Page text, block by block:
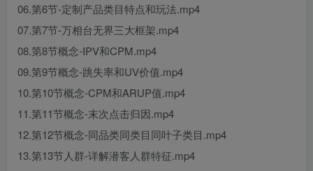
06.第6节-定制产品类目特点和玩法.mp4
07.第7节-万相台无界三大框架.mp4
08.第8节概念-IPV和CPM.mp4
09.第9节概念-跳失率和UV价值.mp4
10.第10节概念-CPM和ARUP值.mp4
11.第11节概念-末次点击归因.mp4
12.第12节概念-同品类同类目同叶子类目.mp4
13.第13节人群-详解潜客人群特征.mp4